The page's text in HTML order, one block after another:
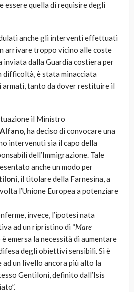
essere quella di requisire degli
anche gli interventi effettuati
arrivare troppo vicino alle coste
inviata dalla Guardia costiera per
difficoltà, è stata minacciata
armati, tanto da dover restituire il
il Ministro
ha deciso di convocare una
intervenuti sia il capo della
dell’Immigrazione. Tale
anche un modo per
, il titolare della Farnesina, a
l’Unione Europea a potenziare
invece, l’ipotesi nata
ad un ripristino di “Mare
è emersa la necessità di aumentare
degli obiettivi sensibili. Si è
ad un livello ancora più alto la
Gentiloni, definito dall’Isis